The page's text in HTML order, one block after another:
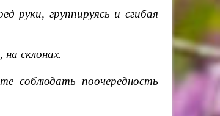
руки, группируясь и сгибая
склонах.
соблюдать поочередность